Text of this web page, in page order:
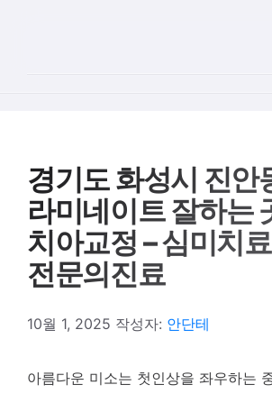
경기도 화성시 진안
라미네이트 잘하는
치아교정 – 심미치료 |
전문의진료
10월 1, 2025 작성자: 안단테
아름다운 미소는 첫인상을 좌우하는